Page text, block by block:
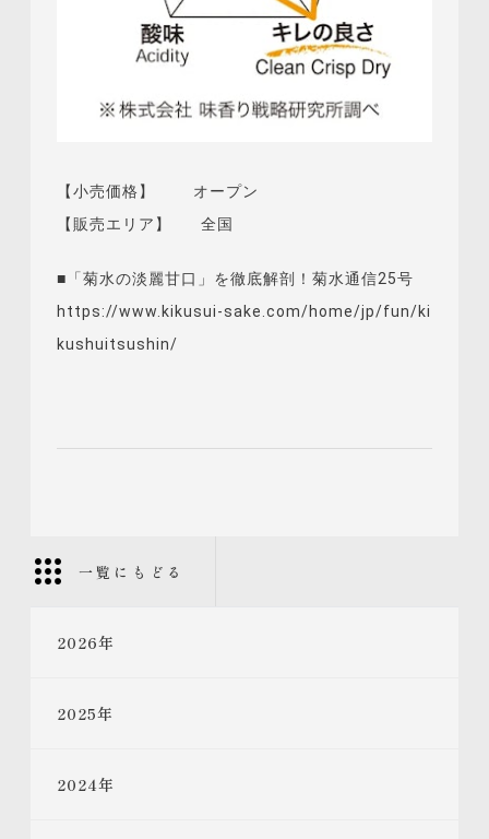
【小売価格】 オープン
【販売エリア】 全国
■「菊水の淡麗甘口」を徹底解剖！菊水通信25号
https://www.kikusui-sake.com/home/jp/fun/ki
kushuitsushin/
一覧にもどる
2026年
2025年
2024年